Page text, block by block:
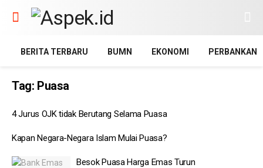
BERITA TERBARU BUMN EKONOMI PERBANKAN
Tag: Puasa
4 Jurus OJK tidak Berutang Selama Puasa
Kapan Negara-Negara Islam Mulai Puasa?
Besok Puasa Harga Emas Turun